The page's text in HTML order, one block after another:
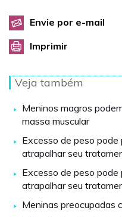
Envie por e-mail
Imprimir
Veja também
Meninos magros
massa muscular
Excesso de peso
atrapalhar seu
Excesso de peso
atrapalhar seu
Meninas preocupadas